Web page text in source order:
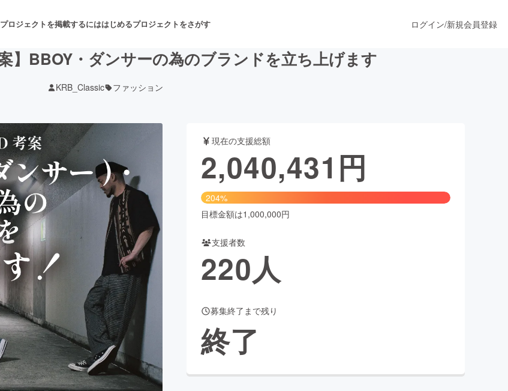
プロジェクトを掲載するにははじめるプロジェクトをさがす
舞台・パフォーマンス
・サービス開発 フード・飲食店 ファッション
雑誌出版 アニメ・漫画
ンジ ビューティー・ヘルスケア
CAMPFIRE for Social GoodCAMPFIRE Creation
CAMPFIREふるさと納税machi-yaコミュニティ
ログイン/新規会員登録
】BBOY・ダンサーの為のブランドを立ち上げます
KRB_Classic ファッション
現在の支援総額
2,040,431 円
204%
目標金額は1,000,000円
支援者数
220人
募集終了まで残り
終了